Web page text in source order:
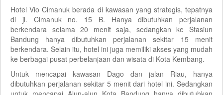
Hotel Vio Cimanuk berada di kawasan yang strategis, tepatnya
di jl. Cimanuk no. 15 B. Hanya dibutuhkan perjalanan
berkendara selama 20 menit saja, sedangkan ke Stasiun
Bandung hanya dibutuhkan perjalanan sekitar 15 menit
berkendara. Selain itu, hotel ini juga memiliki akses yang mudah
ke berbagai pusat perbelanjaan dan wisata di Kota Kembang.
Untuk mencapai kawasan Dago dan jalan Riau, hanya
dibutuhkan perjalanan sekitar 5 menit dari hotel ini. Sedangkan